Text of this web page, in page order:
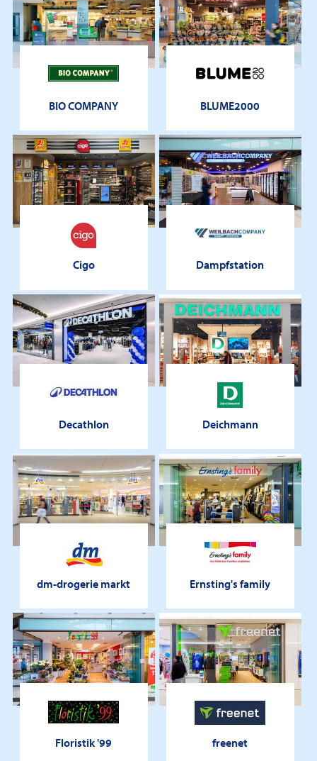
BIO COMPANY BLUME2000
Cigo Dampfstation
Decathlon Deichmann
dm-drogerie markt Ernsting's family
Floristik '99 freenet